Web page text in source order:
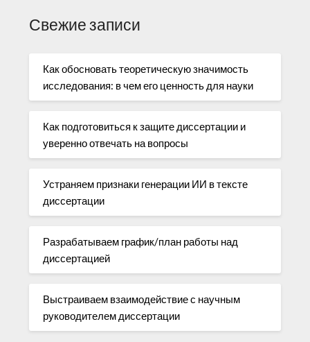
Свежие записи
Как обосновать теоретическую значимость
исследования: в чем его ценность для науки
Как подготовиться к защите диссертации и
уверенно отвечать на вопросы
Устраняем признаки генерации ИИ в тексте
диссертации
Разрабатываем график/план работы над
диссертацией
Выстраиваем взаимодействие с научным
руководителем диссертации